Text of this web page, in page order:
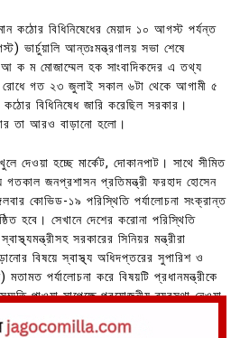
কঠোর বিধিনিষেধের মেয়াদ ১০ আগস্ট পর্যন্ত
ভার্চুয়ালি আন্তঃমন্ত্রণালয় সভা শেষে
আ ক ম মোজাম্মেল হক সাংবাদিকদের এ তথ্য
গত ২৩ জুলাই সকাল ৬টা থেকে আগামী ৫
বিধিনিষেধ জারি করেছিল সরকার।
তা আরও বাড়ানো হলো।
দেওয়া হচ্ছে মার্কেট, দোকানপাট। সাথে সীমিত
গতকাল জনপ্রশাসন প্রতিমন্ত্রী ফরহাদ হোসেন
কোভিড-১৯ পরিস্থিতি পর্যালোচনা সংক্রান্ত
হবে। সেখানে দেশের করোনা পরিস্থিতি
সরকারের সিনিয়র মন্ত্রীরা
বিষয়ে স্বাস্থ্য অধিদপ্তরের সুপারিশ ও
পর্যালোচনা করে বিষয়টি প্রধানমন্ত্রীকে
পাওয়া সাপেক্ষে প্রয়োজনীয় ব্যবস্থা নেওয়া